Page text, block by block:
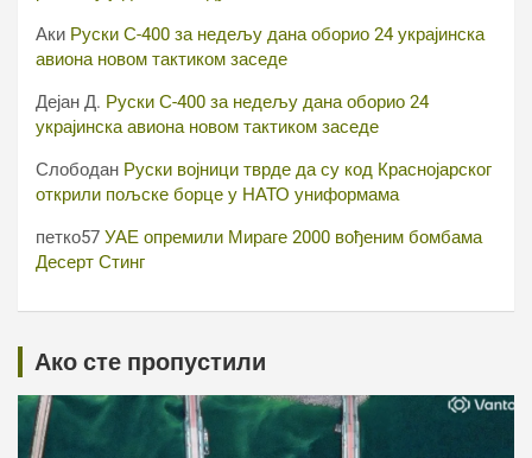
Аки Руски С-400 за недељу дана оборио 24 украјинска
авиона новом тактиком заседе
Дејан Д. Руски С-400 за недељу дана оборио 24
украјинска авиона новом тактиком заседе
Слободан Руски војници тврде да су код Краснојарског
открили пољске борце у НАТО униформама
петко57 УАЕ опремили Мираге 2000 вођеним бомбама
Десерт Стинг
Ако сте пропустили